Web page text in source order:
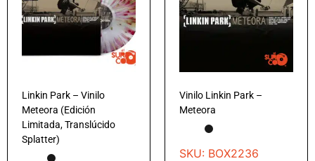
Linkin Park – Vinilo
Meteora (Edición
Limitada, Translúcido
Splatter)
Vinilo Linkin Park –
Meteora
SKU: BOX2236